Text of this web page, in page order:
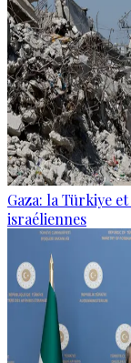
Gaza: la Türkiye
israéliennes